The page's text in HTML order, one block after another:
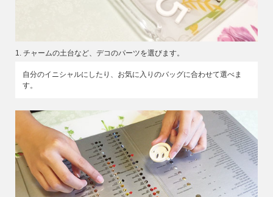
1. チャームの土台など、デコのパーツを選びます。
自分のイニシャルにしたり、お気に入りのバッグに合わせて選べま
す。